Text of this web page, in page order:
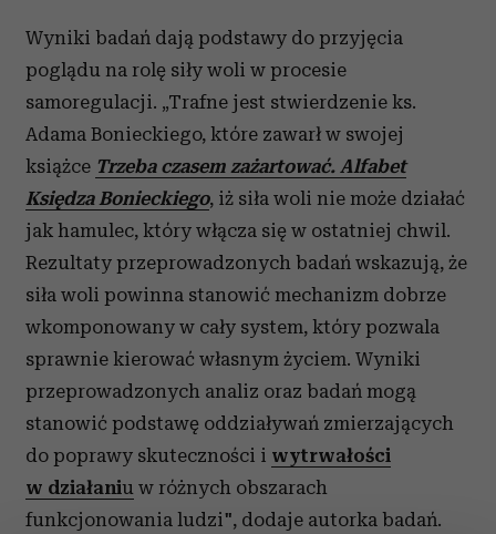
Wyniki badań dają podstawy do przyjęcia
poglądu na rolę siły woli w procesie
samoregulacji. „Trafne jest stwierdzenie ks.
Adama Bonieckiego, które zawarł w swojej
książce Trzeba czasem zażartować. Alfabet
Księdza Bonieckiego, iż siła woli nie może działać
jak hamulec, który włącza się w ostatniej chwil.
Rezultaty przeprowadzonych badań wskazują, że
siła woli powinna stanowić mechanizm dobrze
wkomponowany w cały system, który pozwala
sprawnie kierować własnym życiem. Wyniki
przeprowadzonych analiz oraz badań mogą
stanowić podstawę oddziaływań zmierzających
do poprawy skuteczności i wytrwałości
w działaniu w różnych obszarach
funkcjonowania ludzi", dodaje autorka badań.